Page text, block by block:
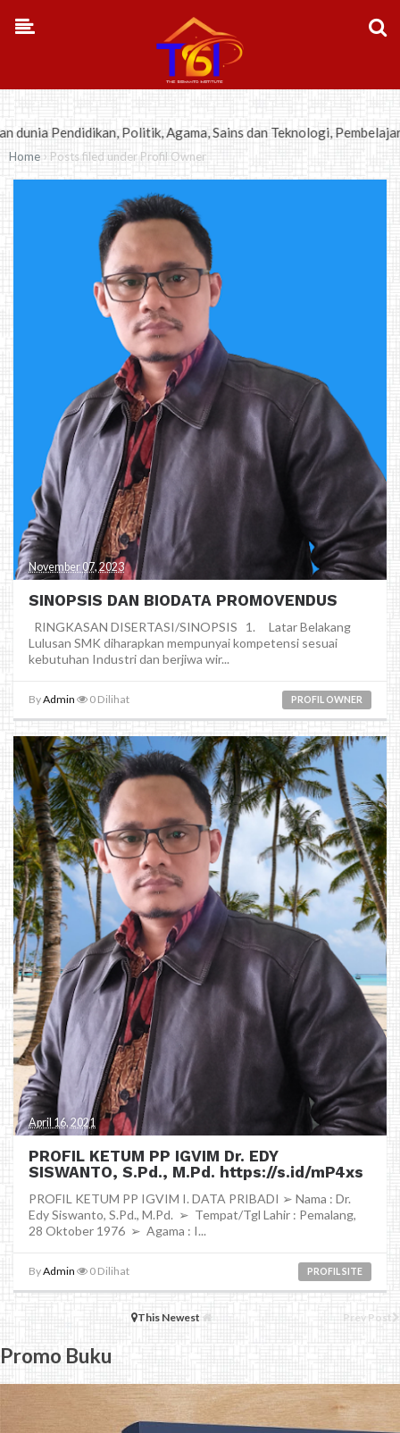
Agama, Sains dan Teknologi, Pembelajaran,
Home › Posts filed under Profil Owner
November 07, 2023
SINOPSIS DAN BIODATA PROMOVENDUS
RINGKASAN DISERTASI/SINOPSIS 1. Latar Belakang
Lulusan SMK diharapkan mempunyai kompetensi sesuai
kebutuhan Industri dan berjiwa wir...
ByAdmin 0 Dilihat PROFIL OWNER
April 16, 2021
PROFIL KETUM PP IGVIM Dr. EDY
SISWANTO, S.Pd., M.Pd. https://s.id/mP4xs
PROFIL KETUM PP IGVIM I. DATA PRIBADI ➢ Nama : Dr.
Edy Siswanto, S.Pd., M.Pd. ➢ Tempat/Tgl Lahir : Pemalang,
28 Oktober 1976 ➢ Agama : I...
ByAdmin 0 Dilihat PROFIL SITE
This Newest Prev Post
Promo Buku